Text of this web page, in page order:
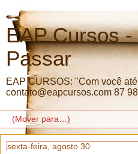
EAP Cursos
Passar
EAP CURSOS: "Com você
contato@eapcursos.com 87
sexta-feira, agosto 30